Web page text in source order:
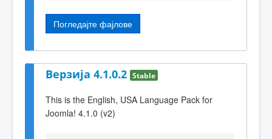
Погледајте фајлове
Верзија 4.1.0.2 Stable
This is the English, USA Language Pack for
Joomla! 4.1.0 (v2)